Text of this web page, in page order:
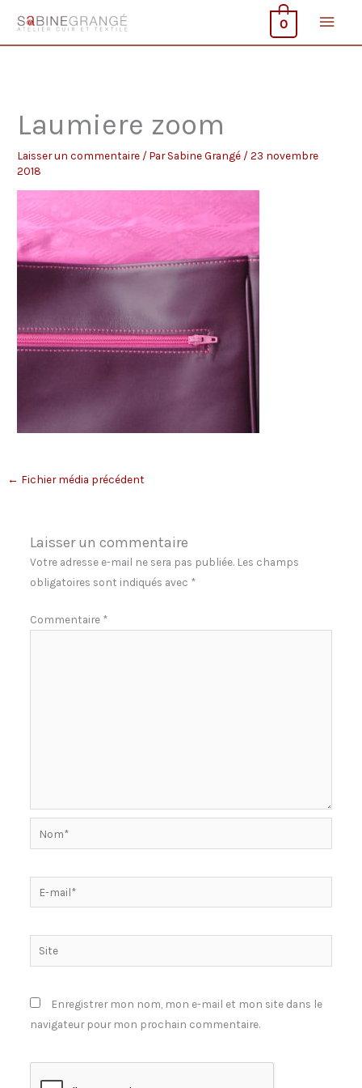
contenu
0
Laumiere zoom
Laisser un commentaire / ParSabine Grangé /23 novembre
2018
← Fichier média précédent
Laisser un commentaire
Votre adresse e-mail ne sera pas publiée. Les champs
obligatoires sont indiqués avec *
Commentaire *
mail*
Site
Enregistrer mon nom, mon e-mail et mon site dans le
navigateur pour mon prochain commentaire.